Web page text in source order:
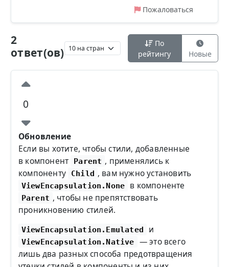
Пожаловаться
2
ответ(ов)
По
рейтингу
Новые
0
Обновление
Если вы хотите, чтобы стили, добавленные
в компонент
Parent , применялись к
компоненту
Child , вам нужно установить
ViewEncapsulation.None в компоненте
Parent , чтобы не препятствовать
проникновению стилей.
ViewEncapsulation.Emulated и
ViewEncapsulation.Native
— это всего
лишь два разных способа предотвращения